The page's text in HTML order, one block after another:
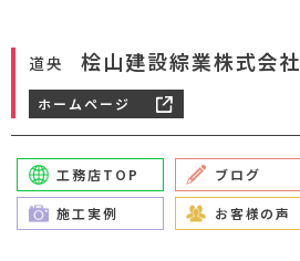
道央 桧山建設綜業株式会社
ホームページ
工務店TOP ブログ
施工実例 お客様の声